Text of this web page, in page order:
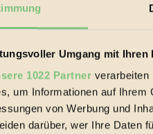
Umgang mit Ihren
1022 Partner verarbeiten
um Informationen auf Ihrem
von Werbung und
darüber, wer Ihre Daten
und seine
Freilandhühnerbetrieb
in Mitteleuropa inziwschen oft
nach Entleerung voll wieder